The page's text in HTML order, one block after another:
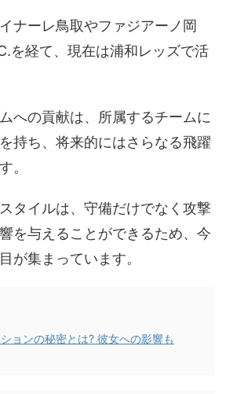
ナーレ鳥取やファジアーノ岡
を経て、現在は浦和レッズで活
への貢献は、所属するチームに
持ち、将来的にはさらなる飛躍
。
タイルは、守備だけでなく攻撃
を与えることができるため、今
が集まっています。
ョンの秘密とは? 彼女への影響も